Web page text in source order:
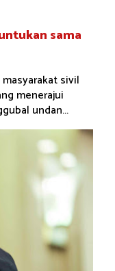
sama
masyarakat sivil
menerajui
undan...